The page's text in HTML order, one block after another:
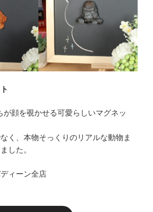
が顔を覗かせる可愛らしいマグネッ
く、本物そっくりのリアルな動物ま
した。
ィーン全店